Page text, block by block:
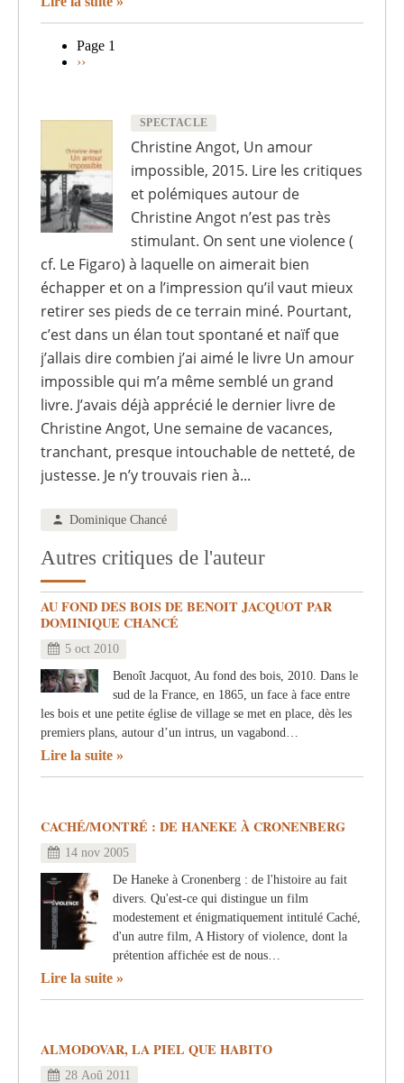
Pagination
Page 1
Page
››
SPECTACLE
Christine Angot, Un amour
impossible, 2015. Lire les critiques
et polémiques autour de
Christine Angot n’est pas très
stimulant. On sent une violence (
cf. Le Figaro) à laquelle on aimerait bien
échapper et on a l’impression qu’il vaut mieux
retirer ses pieds de ce terrain miné. Pourtant,
c’est dans un élan tout spontané et naïf que
j’allais dire combien j’ai aimé le livre Un amour
impossible qui m’a même semblé un grand
livre. J’avais déjà apprécié le dernier livre de
Christine Angot, Une semaine de vacances,
tranchant, presque intouchable de netteté, de
justesse. Je n’y trouvais rien à...
Dominique Chancé
Autres critiques de l'auteur
AU FOND DES BOIS DE BENOIT JACQUOT PAR
DOMINIQUE CHANCÉ
5 oct 2010
Benoît Jacquot, Au fond des bois, 2010. Dans le
sud de la France, en 1865, un face à face entre
les bois et une petite église de village se met en place, dès les
premiers plans, autour d’un intrus, un vagabond…
Lire la suite
CACHÉ/MONTRÉ : DE HANEKE À CRONENBERG
14 nov 2005
De Haneke à Cronenberg : de l'histoire au fait
divers. Qu'est-ce qui distingue un film
modestement et énigmatiquement intitulé Caché,
d'un autre film, A History of violence, dont la
prétention affichée est de nous…
Lire la suite
ALMODOVAR, LA PIEL QUE HABITO
28 Aoû 2011